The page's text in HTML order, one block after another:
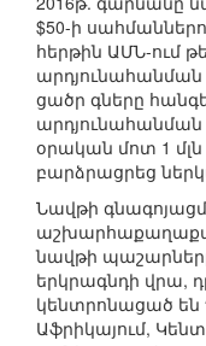
$50-ի
հերթին ԱՄՆ-ում
ցածր գները
օրական մոտ 1 մլն
բարձրացրեց
Նավթի
նավթի
երկրագնդի վրա,
կենտրոնացած են
Աֆրիկայում,